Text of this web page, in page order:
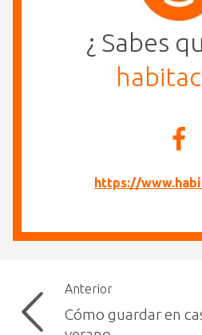
¿ Sabes
https://
Anterior
Cómo guardar en